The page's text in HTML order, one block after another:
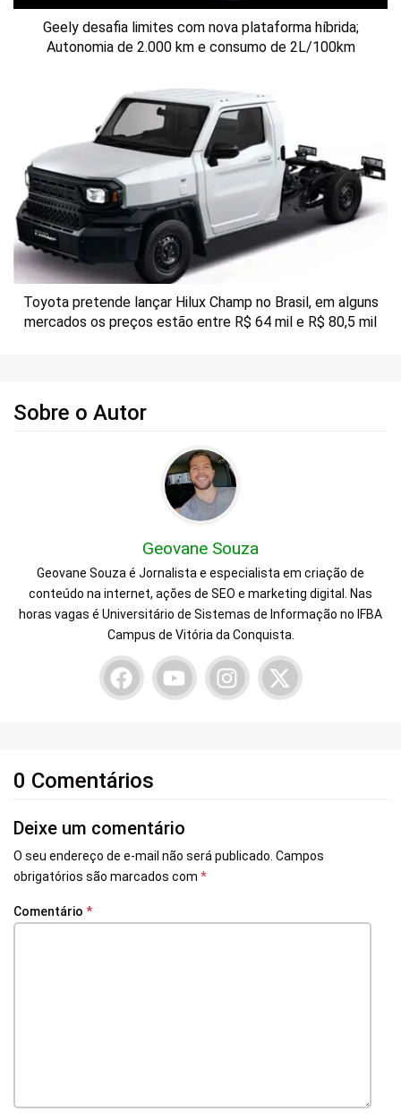
Geely desafia limites com nova plataforma híbrida;
Autonomia de 2.000 km e consumo de 2L/100km
Toyota pretende lançar Hilux Champ no Brasil, em alguns
mercados os preços estão entre R$ 64 mil e R$ 80,5 mil
Sobre o Autor
Geovane Souza
Geovane Souza é Jornalista e especialista em criação de
conteúdo na internet, ações de SEO e marketing digital. Nas
horas vagas é Universitário de Sistemas de Informação no IFBA
Campus de Vitória da Conquista.
0 Comentários
Deixe um comentário
O seu endereço de e-mail não será publicado. Campos
obrigatórios são marcados com *
Comentário *